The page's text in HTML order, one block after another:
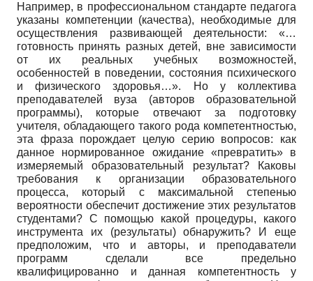
Например, в профессиональном стандарте педагога
указаны компетенции (качества), необходимые для
осуществления развивающей деятельности: «…
готовность принять разных детей, вне зависимости
от их реальных учебных возможностей,
особенностей в поведении, состояния психического
и физического здоровья…». Но у коллектива
преподавателей вуза (авторов образовательной
программы), которые отвечают за подготовку
учителя, обладающего такого рода компетентностью,
эта фраза порождает целую серию вопросов: как
данное нормированное ожидание «превратить» в
измеряемый образовательный результат? Каковы
требования к организации образовательного
процесса, который с максимальной степенью
вероятности обеспечит достижение этих результатов
студентами? С помощью какой процедуры, какого
инструмента их (результаты) обнаружить? И еще
предположим, что и авторы, и преподаватели
программ сделали все предельно
квалифицированно и данная компетентность у